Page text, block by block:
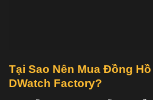
Tại Sao Nên Mua Đồng Hồ
DWatch Factory?